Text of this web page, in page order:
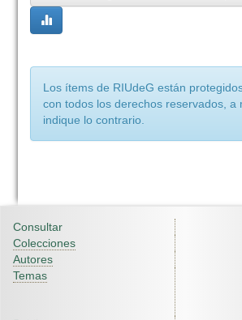
Los ítems de RIUdeG están
con todos los derechos reservados, a
indique lo contrario.
Consultar
Colecciones
Autores
Temas